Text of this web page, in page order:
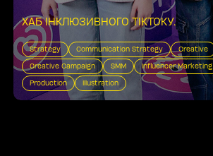
ХАБ ІНКЛЮЗИВНОГО ТІКТОКУ.
Strategy Communication Strategy Creative
Creative Campaign SMM Influencer Marketing
Production Illustration